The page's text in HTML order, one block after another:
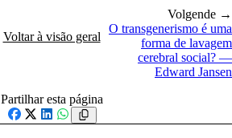
Voltar à visão geral
Volgende →
O transgenerismo é uma
forma de lavagem
cerebral social? —
Edward Jansen
Partilhar esta página
Facebook
X LinkedIn
WhatsApp